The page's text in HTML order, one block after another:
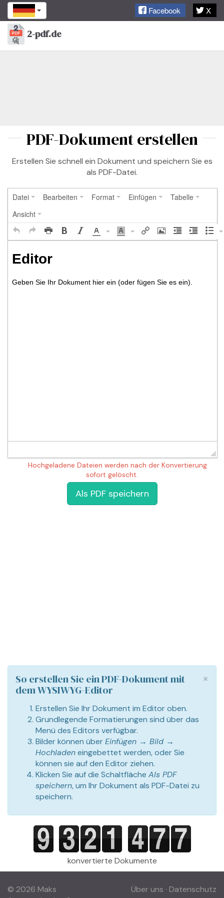
Facebook X
2-pdf.de
PDF-Dokument erstellen
Erstellen Sie schnell ein Dokument und speichern Sie es
als PDF-Datei.
Datei Bearbeiten Format Einfügen
Tabelle
Ansicht
Hochgeladene Dateien werden nach der Konvertierung
sofort gelöscht.
Als PDF speichern
×
So erstellen Sie ein PDF-Dokument mit
dem WYSIWYG-Editor
Erstellen Sie Ihr Dokument im Editor oben.
Grundlegende Formatierungen sind über das
Menü des Editors verfügbar.
Bilder können überEinfügen → Bild →
Hochladeneingebettet werden, oder Sie
können sie auf den Editor ziehen.
Klicken Sie auf die Schaltfläche Als PDF
speichern, um Ihr Dokument als PDF-Datei zu
speichern.
konvertierte Dokumente
© 2026 Maks
Über uns · Datenschutz